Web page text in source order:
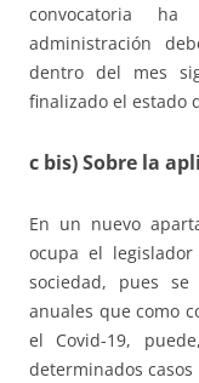
convocatoria
administración
dentro del mes
finalizado el estado
c bis) Sobre la
En un nuevo
ocupa el
sociedad, pues
anuales que como
el Covid-19,
determinados